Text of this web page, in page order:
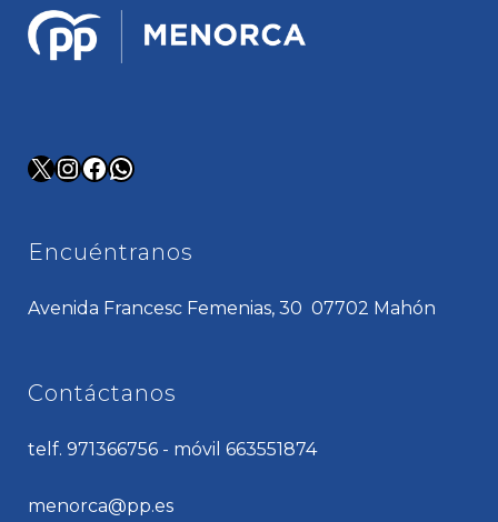
X Instagram
Facebook
WhatsApp
Encuéntranos
Avenida Francesc Femenias, 30 07702 Mahón
Contáctanos
telf. 971366756 - móvil 663551874
menorca@pp.es